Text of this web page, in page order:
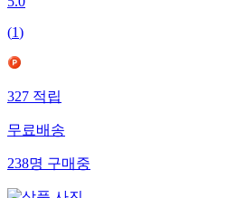
(1)
327 적립
무료배송
238명 구매중